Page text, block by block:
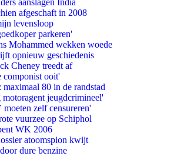
aanslagen India
afgeschaft in 2008
levensloop
parkeren'
Mohammed wekken woede
opnieuw geschiedenis
Cheney treedt af
componist ooit'
maximaal 80 in de randstad
motoragent jeugdcrimineel'
zelf censureren'
vuurzee op Schiphol
WK 2006
atoomspion kwijt
dure benzine